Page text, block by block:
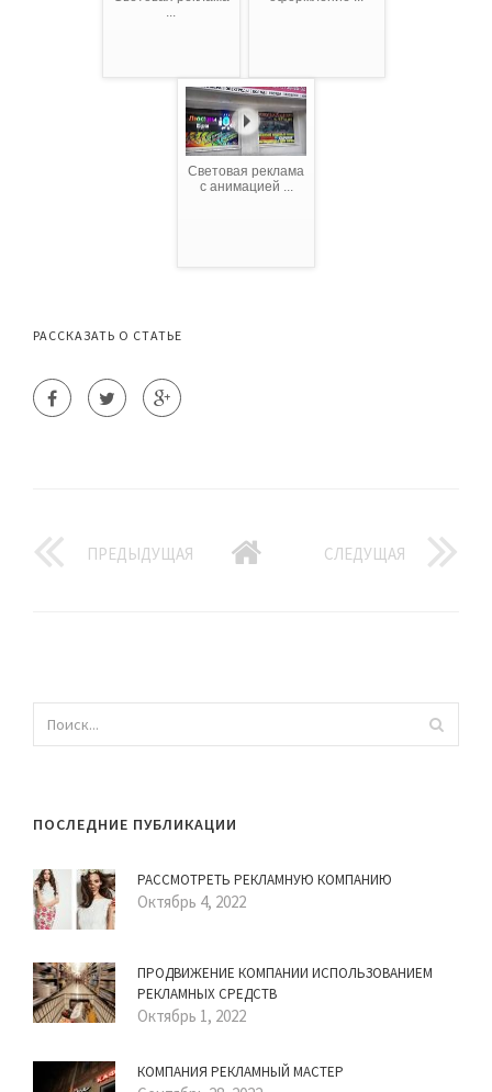
...
Световая реклама
с анимацией ...
РАССКАЗАТЬ О СТАТЬЕ
ПРЕДЫДУЩАЯ СЛЕДУЩАЯ
ПОСЛЕДНИЕ ПУБЛИКАЦИИ
РАССМОТРЕТЬ РЕКЛАМНУЮ КОМПАНИЮ
Октябрь 4, 2022
ПРОДВИЖЕНИЕ КОМПАНИИ ИСПОЛЬЗОВАНИЕМ
РЕКЛАМНЫХ СРЕДСТВ
Октябрь 1, 2022
КОМПАНИЯ РЕКЛАМНЫЙ МАСТЕР